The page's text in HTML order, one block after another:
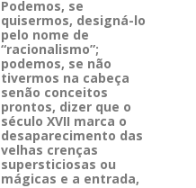
Podemos, se
quisermos, designá-lo
pelo nome de
“racionalismo”;
podemos, se não
tivermos na cabeça
senão conceitos
prontos, dizer que o
século XVII marca o
desaparecimento das
velhas crenças
supersticiosas ou
mágicas e a entrada,